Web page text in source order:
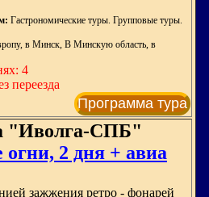
Гастрономические туры. Групповые туры.
в Минск, В Минскую область, в
4
переезда
Программа тура
"Иволга-СПБ"
2 дня + авиа
зажжения ретро - фонарей